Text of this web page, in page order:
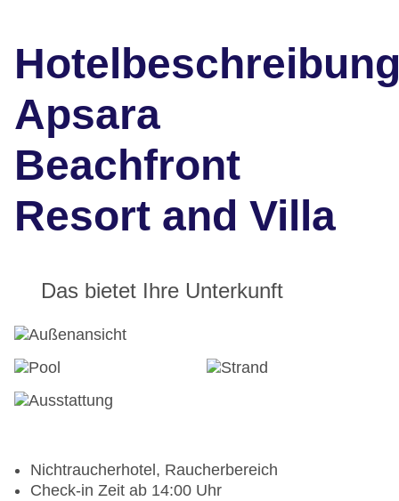
Apsara
Beachfront
Resort and Villa
Das bietet Ihre Unterkunft
Nichtraucherhotel, Raucherbereich
Check-in Zeit ab 14:00 Uhr